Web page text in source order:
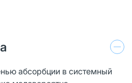
абсорбции в системный